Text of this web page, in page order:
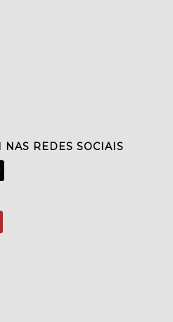
REDES SOCIAIS